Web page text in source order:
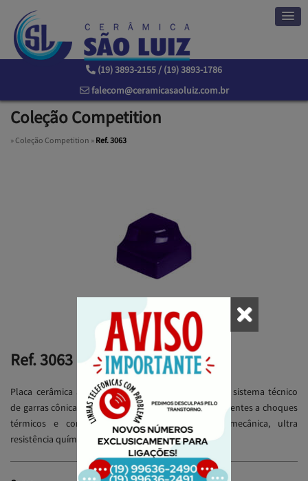
(19) 3893-2155 / (19) 3893-1786
falecom@ceramicasaoluiz.com.br
Coleção Competition
»Coleção Competition » Ref. 3063
Solicite um Orçamento
Ref. 3063
Placa cerâmica antiácida extrudada, antiderrapante, sistema técnico
de garras cônicas, baixíssima absorção de água, resistentes a choques
térmicos e congelamento, altíssima resistência mecânica, ultra
resistência química.